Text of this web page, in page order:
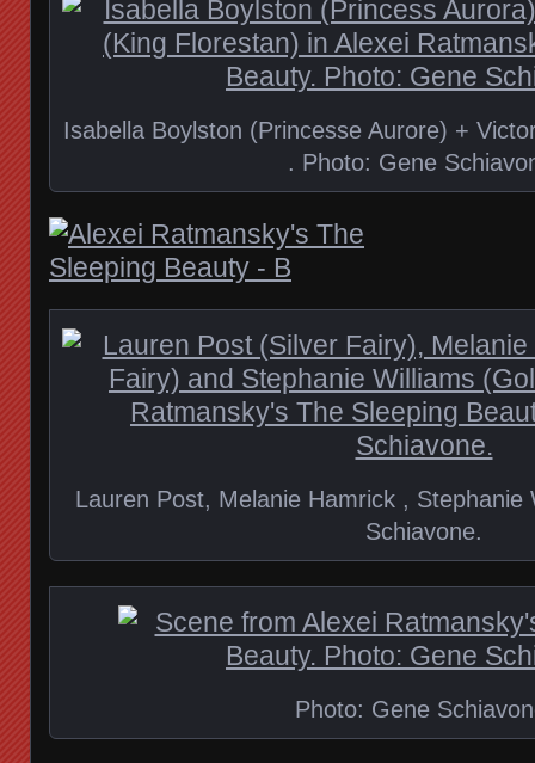
Isabella Boylston (Princesse Aurore) +
. Photo: Gene
Lauren Post, Melanie Hamrick ,
Schiavone.
Photo: Gene